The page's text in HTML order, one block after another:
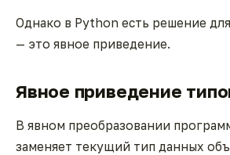
Однако в Python есть решение
— это явное приведение.
Явное приведение
В явном преобразовании
заменяет текущий тип данных